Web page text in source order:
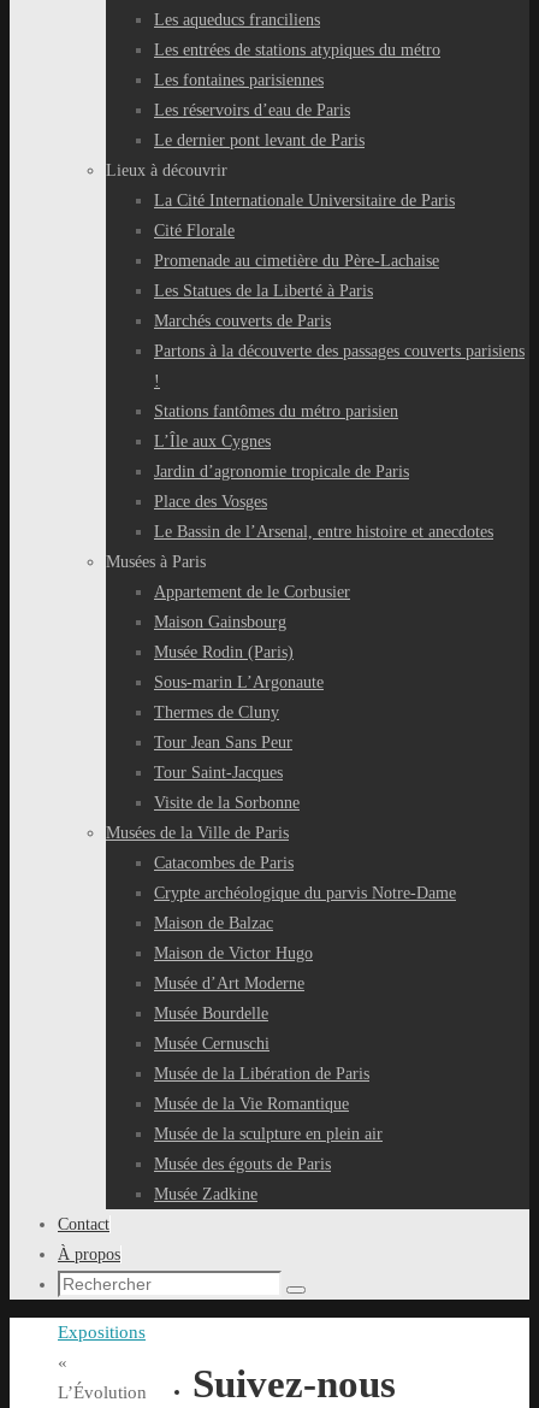
Les aqueducs franciliens
Les entrées de stations atypiques du métro
Les fontaines parisiennes
Les réservoirs d’eau de Paris
Le dernier pont levant de Paris
Lieux à découvrir
La Cité Internationale Universitaire de Paris
Cité Florale
Promenade au cimetière du Père-Lachaise
Les Statues de la Liberté à Paris
Marchés couverts de Paris
Partons à la découverte des passages couverts parisiens
!
Stations fantômes du métro parisien
L’Île aux Cygnes
Jardin d’agronomie tropicale de Paris
Place des Vosges
Le Bassin de l’Arsenal, entre histoire et anecdotes
Musées à Paris
Appartement de le Corbusier
Maison Gainsbourg
Musée Rodin (Paris)
Sous-marin L’Argonaute
Thermes de Cluny
Tour Jean Sans Peur
Tour Saint-Jacques
Visite de la Sorbonne
Musées de la Ville de Paris
Catacombes de Paris
Crypte archéologique du parvis Notre-Dame
Maison de Balzac
Maison de Victor Hugo
Musée d’Art Moderne
Musée Bourdelle
Musée Cernuschi
Musée de la Libération de Paris
Musée de la Vie Romantique
Musée de la sculpture en plein air
Musée des égouts de Paris
Musée Zadkine
Contact
À propos
Recherche
:
Rechercher
Accueil
Expositions
«
L’Évolution
Suivez-nous